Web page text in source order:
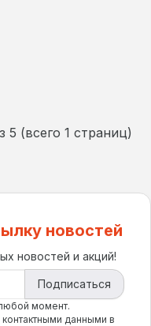
5 (всего 1 страниц)
новостей
новостей и акций!
Подписаться
момент.
данными в